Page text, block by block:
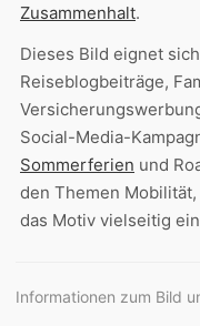
Zusammenhalt.
Dieses Bild eignet
Reiseblogbeiträge,
Social-Media-
Sommerferien und
den Themen
das Motiv vielseitig
Informationen zum Bild